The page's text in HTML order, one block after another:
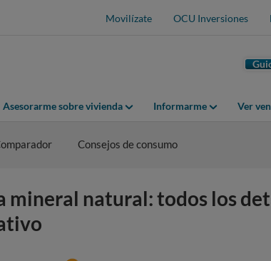
Movilízate OCU Inversiones
Asesorarme sobre vivienda Informarme Ver
Consejos de consumo
mineral natural: todos los